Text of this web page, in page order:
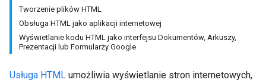
Tworzenie plików HTML
Obsługa HTML jako aplikacji internetowej
Wyświetlanie kodu HTML jako interfejsu Dokumentów, Arkuszy,
Prezentacji lub Formularzy Google
Usługa HTML umożliwia wyświetlanie stron internetowych,